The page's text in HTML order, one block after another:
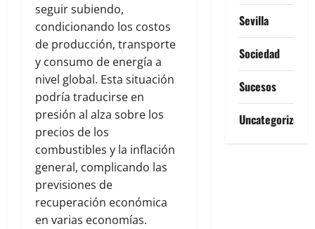
seguir subiendo,
condicionando los costos
de producción, transporte
y consumo de energía a
nivel global. Esta situación
podría traducirse en
presión al alza sobre los
precios de los
combustibles y la inflación
general, complicando las
previsiones de
recuperación económica
en varias economías.
Sevilla
Sociedad
Sucesos
Uncategorized